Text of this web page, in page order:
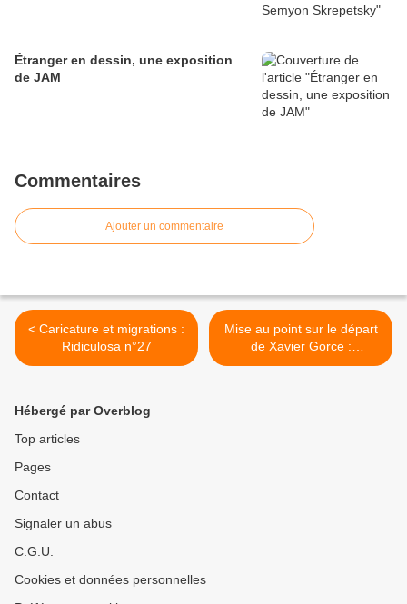
Étranger en dessin, une exposition
de JAM
Commentaires
Ajouter un commentaire
< Caricature et migrations :
Ridiculosa n°27
Mise au point sur le départ
de Xavier Gorce :
déclaration du journal Le
Hébergé par Overblog
Top articles
Pages
Contact
Signaler un abus
C.G.U.
Cookies et données personnelles